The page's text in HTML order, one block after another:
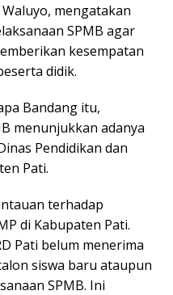
mengatakan
SPMB agar
kesempatan
didik.
Bandang itu,
menunjukkan adanya
Pendidikan dan
Pati.
terhadap
di Kabupaten Pati.
Pati belum menerima
siswa baru ataupun
SPMB. Ini